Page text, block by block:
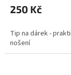
250 Kč
Tip na dárek -
nošení